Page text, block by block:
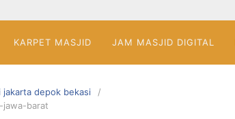
KARPET MASJID JAM MASJID DIGITAL
jakarta depok bekasi
jawa-barat